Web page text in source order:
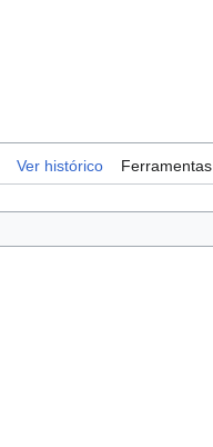
Ver histórico Ferramentas